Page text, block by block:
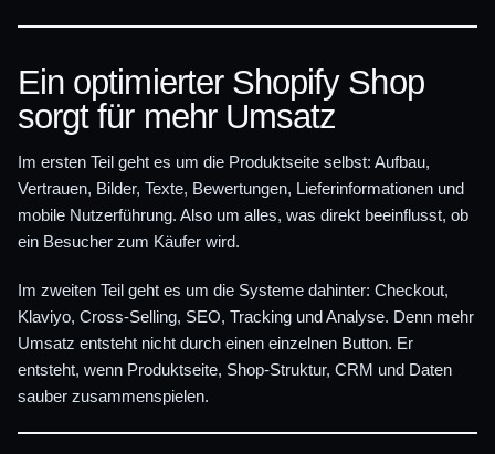
Ein optimierter Shopify Shop
sorgt für mehr Umsatz
Im ersten Teil geht es um die Produktseite selbst: Aufbau,
Vertrauen, Bilder, Texte, Bewertungen, Lieferinformationen und
mobile Nutzerführung. Also um alles, was direkt beeinflusst, ob
ein Besucher zum Käufer wird.
Im zweiten Teil geht es um die Systeme dahinter: Checkout,
Klaviyo, Cross-Selling, SEO, Tracking und Analyse. Denn mehr
Umsatz entsteht nicht durch einen einzelnen Button. Er
entsteht, wenn Produktseite, Shop-Struktur, CRM und Daten
sauber zusammenspielen.